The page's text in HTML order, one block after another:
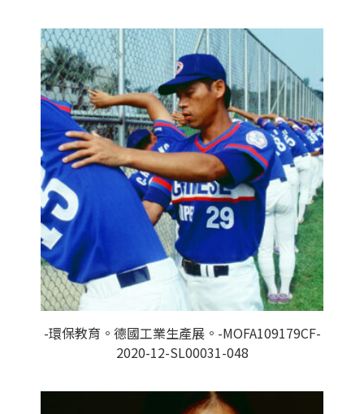
-環保教育。德國工業生產展。-MOFA109179CF-
2020-12-SL00031-048